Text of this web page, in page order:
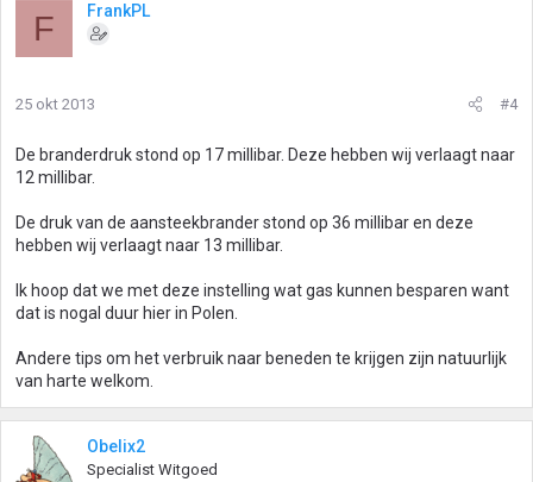
F FrankPL
25 okt 2013 #4
De branderdruk stond op 17 millibar. Deze hebben wij verlaagt naar
12 millibar.
De druk van de aansteekbrander stond op 36 millibar en deze
hebben wij verlaagt naar 13 millibar.
Ik hoop dat we met deze instelling wat gas kunnen besparen want
dat is nogal duur hier in Polen.
Andere tips om het verbruik naar beneden te krijgen zijn natuurlijk
van harte welkom.
Obelix2
Specialist Witgoed